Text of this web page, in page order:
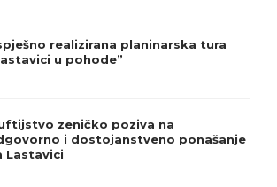
realizirana planinarska tura
u pohode”
zeničko poziva na
i dostojanstveno ponašanje
Lastavici